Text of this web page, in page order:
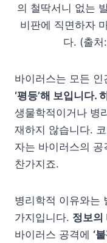
의 철딱서니 없는
비판에 직면하자
다. (출처
바이러스는 모든
‘평등’해 보입니다.
생물학적이거나 병
재하지 않습니다.
자는 바이러스의
찬가지죠.
병리학적 이유와는
가지입니다. 정보의
바이러스 공격에 ‘